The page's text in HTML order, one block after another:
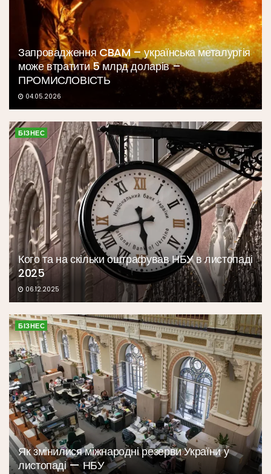
Запровадження CBAM – українська металургія
може втратити 5 млрд доларів –
ПРОМИСЛОВІСТЬ
04.05.2026
БІЗНЕС
Кого та на скільки оштрафував НБУ в листопаді
2025
06.12.2025
БІЗНЕС
Як змінилися міжнародні резерви України у
листопаді — НБУ